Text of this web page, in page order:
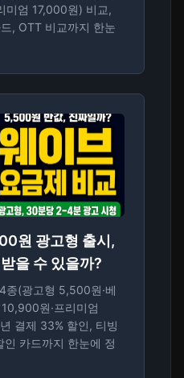
미엄 17,000원) 비교,
, OTT 비교까지 한눈
원 광고형 출시,
을 수 있을까?
종(광고형 5,500원·베
원·프리미엄
결제 33% 할인, 티빙
카드까지 한눈에 정